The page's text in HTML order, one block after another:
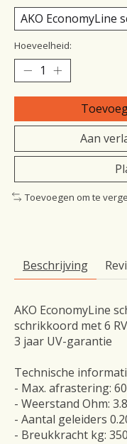
Hoeveelheid:
Aan
Toevoegen om te
Beschrijving
AKO EconomyLine
schrikkoord met 6
3 jaar UV-garantie
Technische
- Max. afrastering:
- Weerstand Ohm:
- Aantal geleiders
- Breukkracht kg: